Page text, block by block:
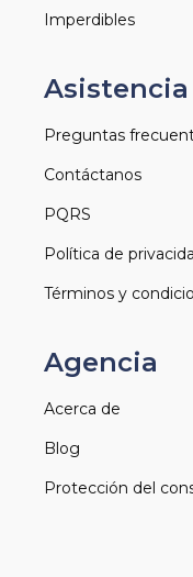
Imperdibles
Asistencia
Preguntas
Contáctanos
PQRS
Política de
Términos y
Agencia
Acerca de
Blog
Protección del